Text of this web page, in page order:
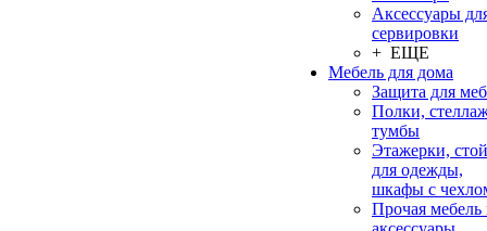
Аксессуары
сервировки
+ ЕЩЕ
Мебель для дома
Защита для
Полки,
тумбы
Этажерки,
для одежды,
шкафы с
Прочая мебель